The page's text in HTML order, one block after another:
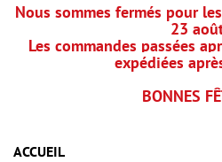
Nous sommes fermés pour
23
Les commandes passées
expédiées
BONNES
ACCUEIL